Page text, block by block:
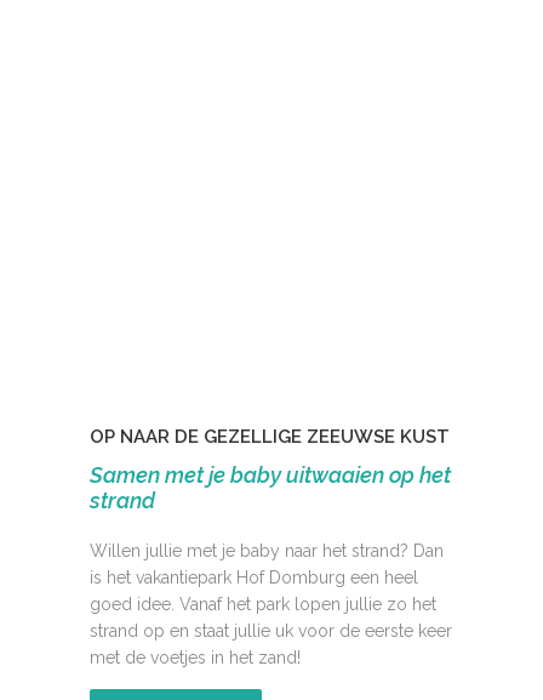
OP NAAR DE GEZELLIGE ZEEUWSE KUST
Samen met je baby uitwaaien op het
strand
Willen jullie met je baby naar het strand? Dan
is het vakantiepark Hof Domburg een heel
goed idee. Vanaf het park lopen jullie zo het
strand op en staat jullie uk voor de eerste keer
met de voetjes in het zand!